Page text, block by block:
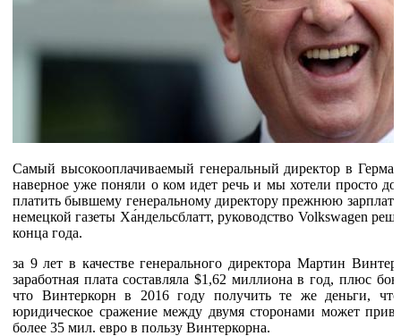
Самый высокооплачиваемый генеральный директор в
наверное уже поняли о ком идет речь и мы хотели просто
платить бывшему генеральному директору прежнюю
немецкой газеты Ха́ндельсблатт, руководство Volkswagen
конца года.
за 9 лет в качестве генерального директора Мартин
заработная плата составляла $1,62 миллиона в год, плюс
что Винтеркорн в 2016 году получить те же деньги,
юридическое сражение между двумя сторонами может
более 35 мил. евро в пользу Винтеркорна.